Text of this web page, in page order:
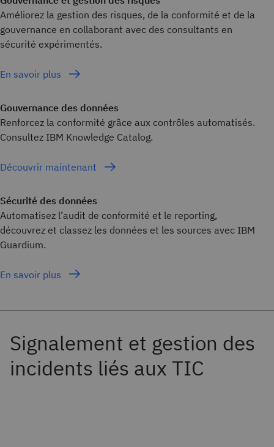
Améliorez la gestion des risques, de la conformité et de la
gouvernance en collaborant avec des consultants en
sécurité expérimentés.
En savoir plus
Gouvernance des données
Renforcez la conformité grâce aux contrôles automatisés.
Consultez IBM Knowledge Catalog.
Découvrir maintenant
Sécurité des données
Automatisez l’audit de conformité et le reporting,
découvrez et classez les données et les sources avec IBM
Guardium.
En savoir plus